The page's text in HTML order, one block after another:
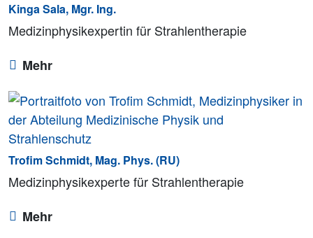
Kinga Sala, Mgr. Ing.
Medizinphysikexpertin für Strahlentherapie
Mehr
Trofim Schmidt, Mag. Phys. (RU)
Medizinphysikexperte für Strahlentherapie
Mehr